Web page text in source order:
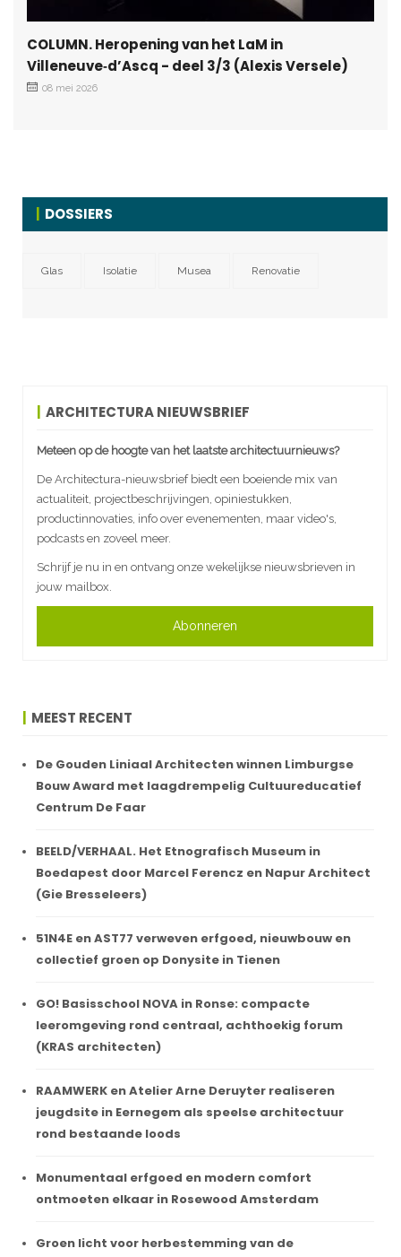
COLUMN. Heropening van het LaM in
Villeneuve‑d’Ascq - deel 3/3 (Alexis Versele)
08 mei 2026
DOSSIERS
Glas Isolatie Musea Renovatie
ARCHITECTURA NIEUWSBRIEF
Meteen op de hoogte van het laatste architectuurnieuws?
De Architectura-nieuwsbrief biedt een boeiende mix van
actualiteit, projectbeschrijvingen, opiniestukken,
productinnovaties, info over evenementen, maar video's,
podcasts en zoveel meer.
Schrijf je nu in en ontvang onze wekelijkse nieuwsbrieven in
jouw mailbox.
Abonneren
MEEST RECENT
De Gouden Liniaal Architecten winnen Limburgse
Bouw Award met laagdrempelig Cultuureducatief
Centrum De Faar
BEELD/VERHAAL. Het Etnografisch Museum in
Boedapest door Marcel Ferencz en Napur Architect
(Gie Bresseleers)
51N4E en AST77 verweven erfgoed, nieuwbouw en
collectief groen op Donysite in Tienen
GO! Basisschool NOVA in Ronse: compacte
leeromgeving rond centraal, achthoekig forum
(KRAS architecten)
RAAMWERK en Atelier Arne Deruyter realiseren
jeugdsite in Eernegem als speelse architectuur
rond bestaande loods
Monumentaal erfgoed en modern comfort
ontmoeten elkaar in Rosewood Amsterdam
Groen licht voor herbestemming van de